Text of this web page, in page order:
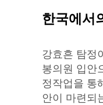
한국에서
강효흔 탐정
봉의원 입안
정작업을 통
안이 마련되